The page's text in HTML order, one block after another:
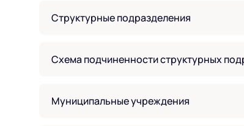
Структурные подразделения
Схема подчиненности структурных
Муниципальные учреждения